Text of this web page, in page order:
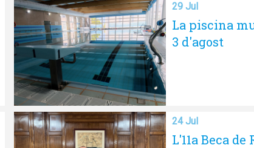
29 Jul
La piscina
3 d'agost
24 Jul
L'11a Beca